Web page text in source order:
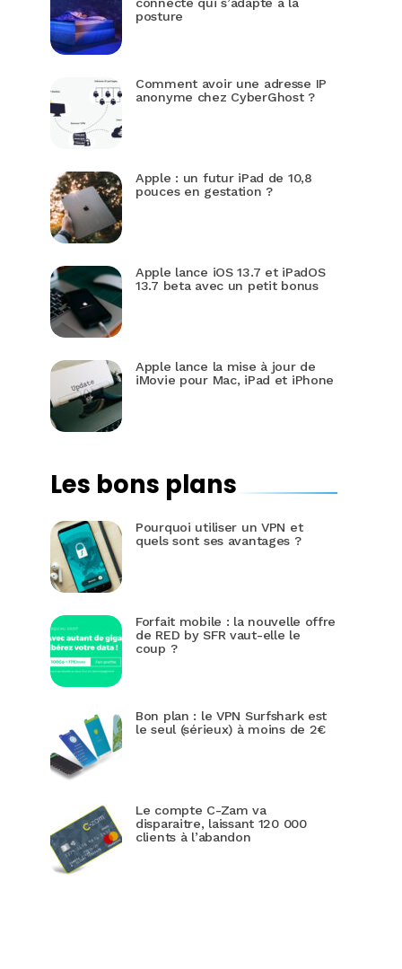
posture
Comment avoir une adresse IP
anonyme chez CyberGhost ?
Apple : un futur iPad de 10,8
pouces en gestation ?
Apple lance iOS 13.7 et iPadOS
13.7 beta avec un petit bonus
Apple lance la mise à jour de
iMovie pour Mac, iPad et iPhone
Les bons plans
Pourquoi utiliser un VPN et
quels sont ses avantages ?
Forfait mobile : la nouvelle offre
de RED by SFR vaut-elle le
coup ?
Bon plan : le VPN Surfshark est
le seul (sérieux) à moins de 2€
Le compte C-Zam va
disparaitre, laissant 120 000
clients à l’abandon